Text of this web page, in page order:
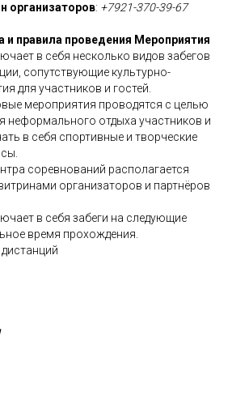
организаторов: +7921-370-39-67
и правила проведения Мероприятия
в себя несколько видов забегов
сопутствующие культурно-
для участников и гостей.
мероприятия проводятся с целью
неформального отдыха участников и
в себя спортивные и творческие
соревнований располагается
организаторов и партнёров
в себя забеги на следующие
время прохождения.